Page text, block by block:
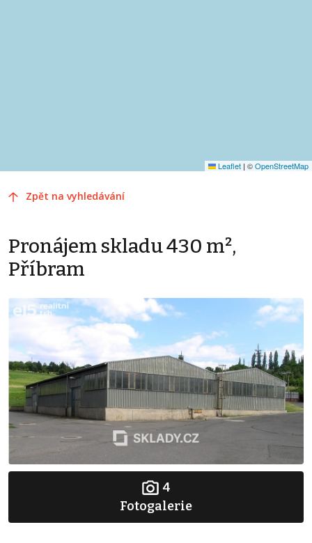
Leaflet | ©OpenStreetMap
Zpět na vyhledávání
Pronájem skladu 430 m²,
Příbram
4
Fotogalerie